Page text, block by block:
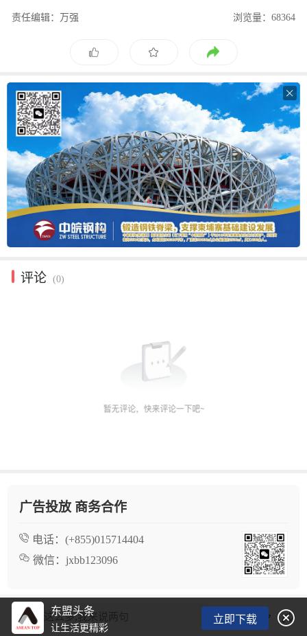
责任编辑：万强 浏览量：68364

评论 (0)
广告投放 商务合作
电话： (+855)015714404
微信： jxbb123096
看了这么多,我来说两句
东盟头条
让生活更精彩
立即下载 